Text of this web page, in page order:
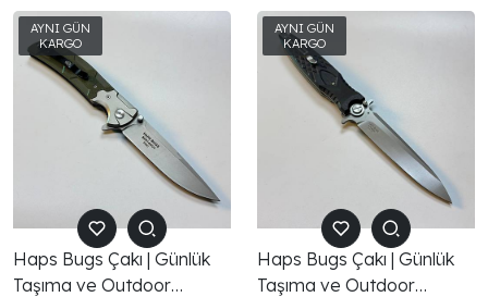
Haps Bugs Çakı | Günlük
Taşıma ve Outdoor
Haps Bugs Çakı | Günlük
Taşıma ve Outdoor